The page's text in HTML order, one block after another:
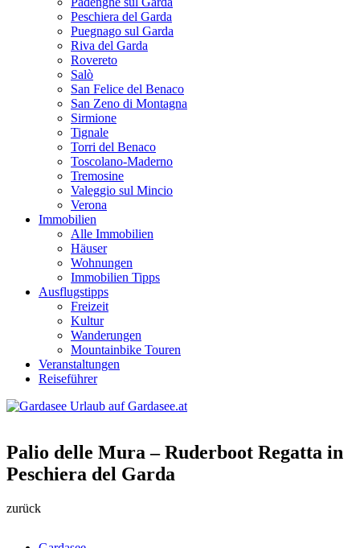
Peschiera del Garda
Puegnago sul Garda
Riva del Garda
Rovereto
Salò
San Felice del Benaco
San Zeno di Montagna
Sirmione
Tignale
Torri del Benaco
Toscolano-Maderno
Tremosine
Valeggio sul Mincio
Verona
Immobilien
Alle Immobilien
Häuser
Wohnungen
Immobilien Tipps
Ausflugstipps
Freizeit
Kultur
Wanderungen
Mountainbike Touren
Veranstaltungen
Reiseführer
Palio delle Mura – Ruderboot Regatta in
Peschiera del Garda
zurück